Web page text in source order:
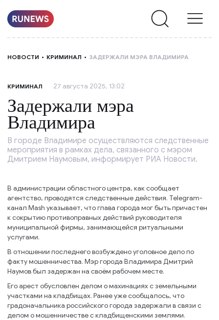
О
НАС
НОВОСТИ КРИМИНАЛ ЗАДЕРЖАЛИ МЭРА ВЛАДИМИРА
КРИМИНАЛ 27 августа 2025, 13:02
Задержали мэра
Владимира
В городе Владимире осуществляются следственные
мероприятия в рамках дела, связанного с мэром
Дмитрием Наумовым, информирует РИА Новости.
В администрации областного центра, как сообщает
агентство, проводятся следственные действия. Telegram-
канал Mash указывает, что глава города мог быть причастен
к сокрытию противоправных действий руководителя
муниципальной фирмы, занимающейся ритуальными
услугами.
В отношении последнего возбуждено уголовное дело по
факту мошенничества. Мэр города Владимира Дмитрий
Наумов был задержан на своём рабочем месте.
Его арест обусловлен делом о махинациях с земельными
участками на кладбищах. Ранее уже сообщалось, что
градоначальника российского города задержали в связи с
делом о мошенничестве с кладбищенскими землями.